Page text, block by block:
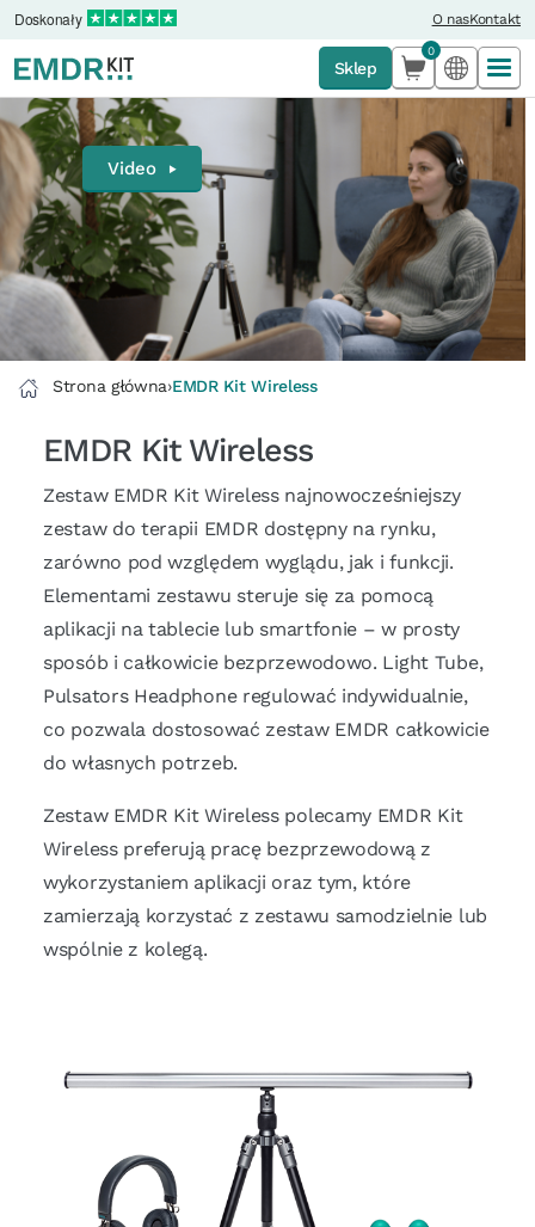
Doskonały O nasKontakt
Sklep
0
Odkryj wygodę i możliwości
z zestawu EMDR Kit Wireless
Strona główna›EMDR Kit Wireless
EMDR Kit Wireless
Zestaw EMDR Kit Wireless najnowocześniejszy
zestaw do terapii EMDR dostępny na rynku,
zarówno pod względem wyglądu, jak i funkcji.
Elementami zestawu steruje się za pomocą
aplikacji na tablecie lub smartfonie – w prosty
sposób i całkowicie bezprzewodowo. Light Tube,
Pulsators Headphone regulować indywidualnie,
co pozwala dostosować zestaw EMDR całkowicie
do własnych potrzeb.
Zestaw EMDR Kit Wireless polecamy EMDR Kit
Wireless preferują pracę bezprzewodową z
wykorzystaniem aplikacji oraz tym, które
zamierzają korzystać z zestawu samodzielnie lub
wspólnie z kolegą.